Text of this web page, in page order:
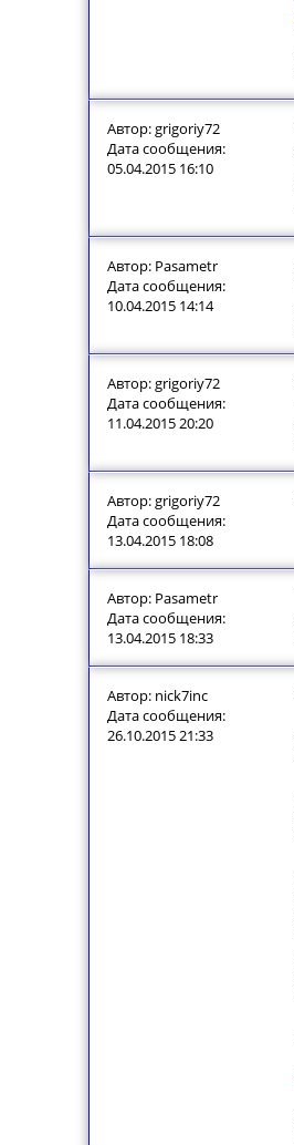
Автор: grigoriy72
Дата сообщения:
05.04.2015 16:10
Автор: Pasametr
Дата сообщения:
10.04.2015 14:14
Автор: grigoriy72
Дата сообщения:
11.04.2015 20:20
Автор: grigoriy72
Дата сообщения:
13.04.2015 18:08
Автор: Pasametr
Дата сообщения:
13.04.2015 18:33
Автор: nick7inc
Дата сообщения:
26.10.2015 21:33